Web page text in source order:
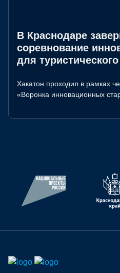
В Краснодаре
соревнование
для
Хакатон проходил в рамках
«Воронка инновационных